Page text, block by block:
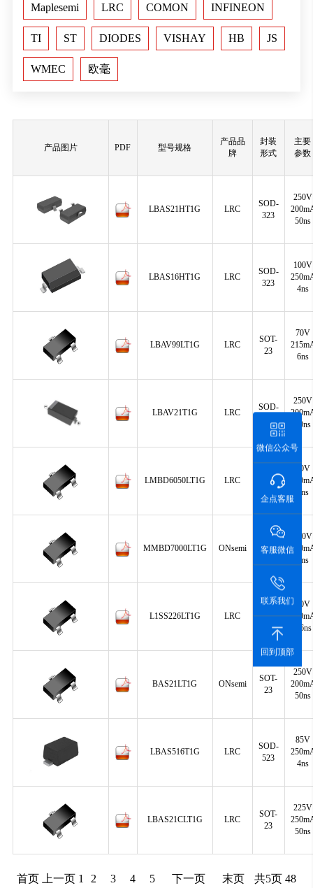
Maplesemi LRC COMON INFINEON
TI ST DIODES VISHAY HB JS
WMEC 欧毫
产品图片 PDF 型号规格
产品品
牌
封装
形式
主要
参数
LBAS21HT1G LRC
SOD-
323
250V
50ns
LBAS16HT1G LRC
SOD-
323
100V
4ns
LBAV99LT1G LRC
SOT-
23
70V
6ns
LBAV21T1G LRC
SOD-
250V
50ns
LMBD6050LT1G LRC
SOT-
23
70V
4ns
MMBD7000LT1G ONsemi
23
100V
4ns
L1SS226LT1G LRC
80V
1.6ns
BAS21LT1G ONsemi
SOT-
23
250V
50ns
LBAS516T1G LRC
SOD-
523
85V
4ns
LBAS21CLT1G LRC
SOT-
23
225V
50ns
首页 上一页 1 2 3 4 5 下一页 末页 共5页 48
微信公众号
企点客服
客服微信
联系我们
回到顶部